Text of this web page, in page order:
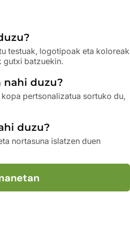
testuak, logotipoak eta koloreak
gutxi batzuekin.
nahi duzu?
pertsonalizatua sortuko du,
duzu?
nortasuna islatzen duen